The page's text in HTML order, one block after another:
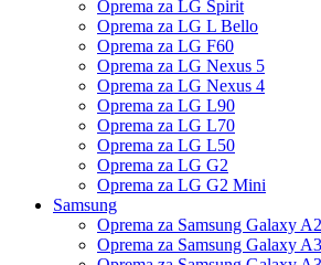
Oprema za LG Spirit
Oprema za LG L Bello
Oprema za LG F60
Oprema za LG Nexus 5
Oprema za LG Nexus 4
Oprema za LG L90
Oprema za LG L70
Oprema za LG L50
Oprema za LG G2
Oprema za LG G2 Mini
Samsung
Oprema za Samsung Galaxy
Oprema za Samsung Galaxy